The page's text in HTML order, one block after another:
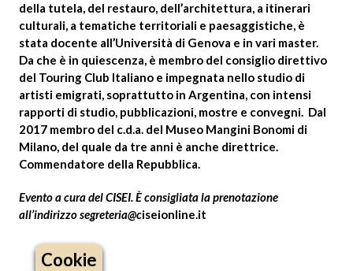
della tutela, del restauro, dell’architettura, a itinerari
culturali, a tematiche territoriali e paesaggistiche, è
stata docente all’Università di Genova e in vari master.
Da che è in quiescenza, è membro del consiglio direttivo
del Touring Club Italiano e impegnata nello studio di
artisti emigrati, soprattutto in Argentina, con intensi
rapporti di studio, pubblicazioni, mostre e convegni. Dal
2017 membro del c.d.a. del Museo Mangini Bonomi di
Milano, del quale da tre anni è anche direttrice.
Commendatore della Repubblica.
Evento a cura del CISEI. È consigliata la prenotazione
all’indirizzosegreteria@ciseionline.it
Cookie